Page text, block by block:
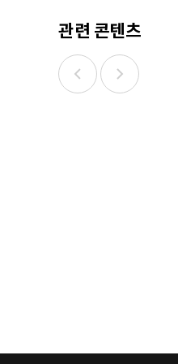
관련 콘텐츠